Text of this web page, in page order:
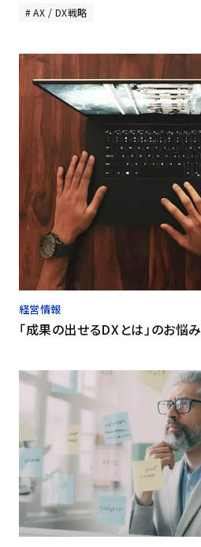
AX / DX戦略
経営情報
「成果の出せるDXとは」のお悩み